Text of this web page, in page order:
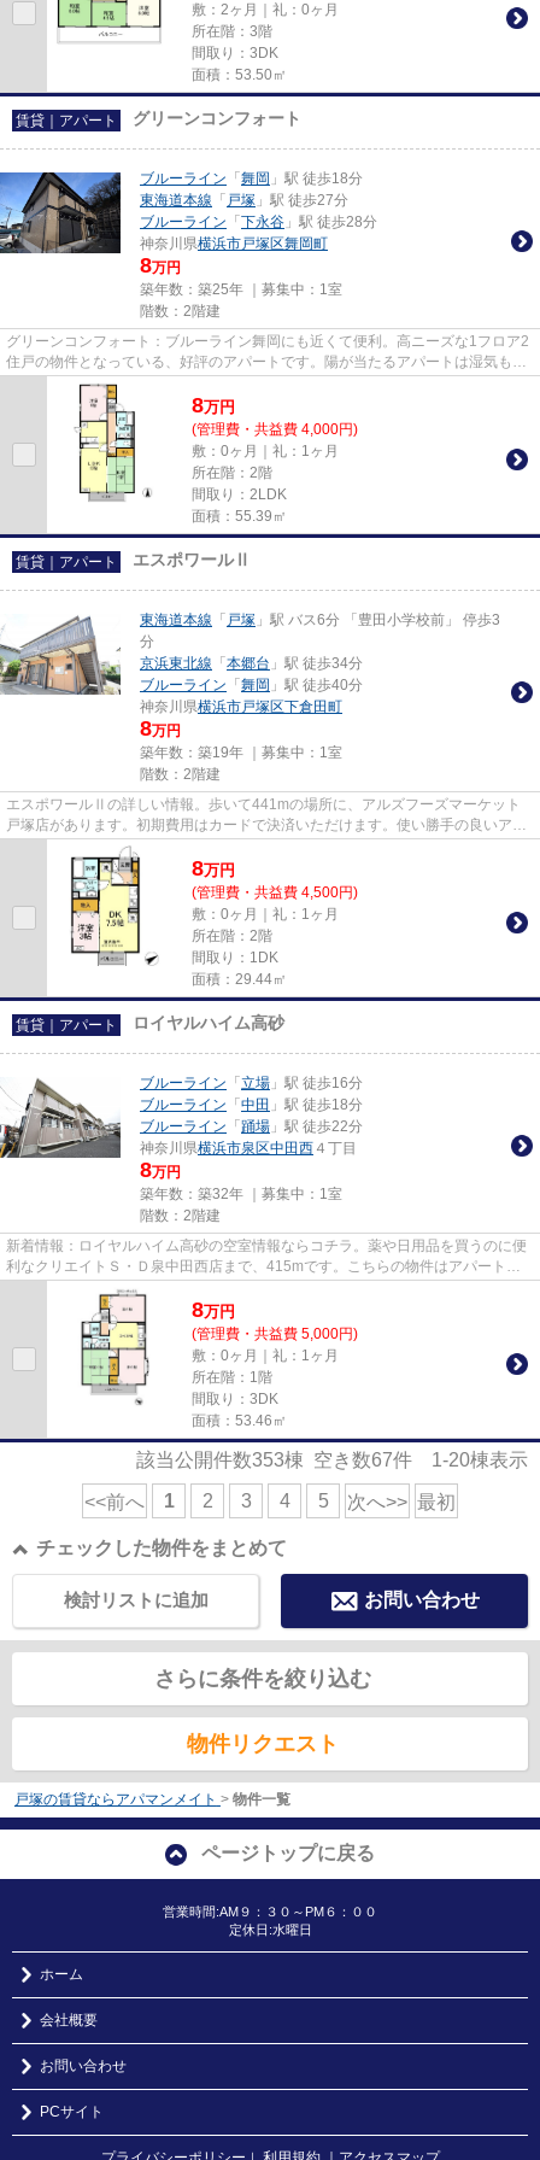
敷：2ヶ月｜礼：0ヶ月
所在階：3階
間取り：3DK
面積：53.50㎡
賃貸｜アパート グリーンコンフォート
ブルーライン 「 舞岡 」駅 徒歩18分
東海道本線 「 戸塚 」駅 徒歩27分
ブルーライン 「 下永谷 」駅 徒歩28分
神奈川県横浜市戸塚区舞岡町
8万円
築年数：築25年 ｜募集中： 1室
階数：2階建
グリーンコンフォート：ブルーライン舞岡にも近くて便利。高ニーズな1フロア2
住戸の物件となっている、好評のアパートです。陽が当たるアパートは湿気も少
なく健康な毎日を過ごせます...
8万円
(管理費・共益費 4,000円)
敷：0ヶ月｜礼：1ヶ月
所在階：2階
間取り：2LDK
面積：55.39㎡
賃貸｜アパート エスポワールⅡ
東海道本線 「 戸塚 」駅 バス6分 「豊田小学校前」 停歩3
分
京浜東北線 「 本郷台 」駅 徒歩34分
ブルーライン 「 舞岡 」駅 徒歩40分
神奈川県横浜市戸塚区下倉田町
8万円
築年数：築19年 ｜募集中： 1室
階数：2階建
エスポワールⅡの詳しい情報。歩いて441mの場所に、アルズフーズマーケット
戸塚店があります。初期費用はカードで決済いただけます。使い勝手の良いアパ
ートでイチオシの物件です。当社...
8万円
(管理費・共益費 4,500円)
敷：0ヶ月｜礼：1ヶ月
所在階：2階
間取り：1DK
面積：29.44㎡
賃貸｜アパート ロイヤルハイム高砂
ブルーライン 「 立場 」駅 徒歩16分
ブルーライン 「 中田 」駅 徒歩18分
ブルーライン 「 踊場 」駅 徒歩22分
神奈川県横浜市泉区中田西 ４丁目
8万円
築年数：築32年 ｜募集中： 1室
階数：2階建
新着情報：ロイヤルハイム高砂の空室情報ならコチラ。薬や日用品を買うのに便
利なクリエイトＳ・Ｄ泉中田西店まで、415mです。こちらの物件はアパートで
す。眺望良好で景色が楽しめま...
8万円
(管理費・共益費 5,000円)
敷：0ヶ月｜礼：1ヶ月
所在階：1階
間取り：3DK
面積：53.46㎡
該当公開件数353棟 空き数67件 1-20棟表示
<<前へ 1 2 3 4 5 次へ>> 最初
チェックした物件をまとめて
お問い合わせ
検討リストに追加
さらに条件を絞り込む
物件リクエスト
戸塚の賃貸ならアパマンメイト > 物件一覧
ページトップに戻る
営業時間:AM９：３０～PM６：００
定休日:水曜日
ホーム
会社概要
お問い合わせ
PCサイト